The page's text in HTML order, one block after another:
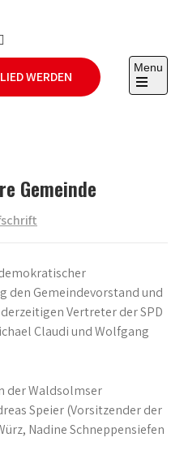
WERDEN
Menu
Open
Gemeinde
den Gemeindevorstand und
Vertreter der SPD
Claudi und Wolfgang
der Waldsolmser
Speier (Vorsitzender der
Nadine Schneppensiefen